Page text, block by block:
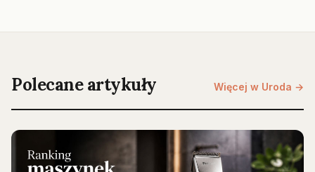
Polecane artykuły Więcej w Uroda →